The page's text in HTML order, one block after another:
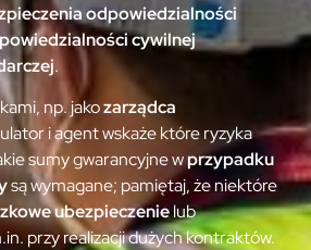
odpowiedzialności
cywilnej
.
np. jakozarządca
i agent wskaże które ryzyka
sumy gwarancyjne wprzypadku
są wymagane; pamiętaj, że niektóre
ubezpieczenielub
przy realizacji dużych kontraktów.